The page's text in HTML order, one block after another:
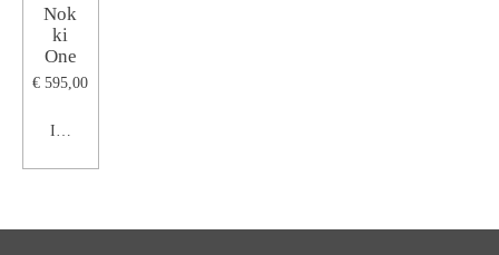
Nok
ki
One
€ 595,00
In winkelwagen